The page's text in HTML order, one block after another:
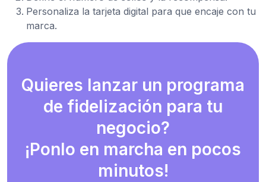
Personaliza la tarjeta digital para que encaje con tu
marca.
Quieres lanzar un programa
de fidelización para tu
negocio?
¡Ponlo en marcha en pocos
minutos!